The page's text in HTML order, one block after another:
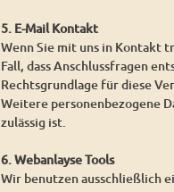
5. E-Mail Kontakt
Wenn Sie mit uns in Kontakt
Fall, dass Anschlussfragen
Rechtsgrundlage für diese
Weitere personenbezogene
zulässig ist.
6. Webanlayse Tools
Wir benutzen ausschließlich